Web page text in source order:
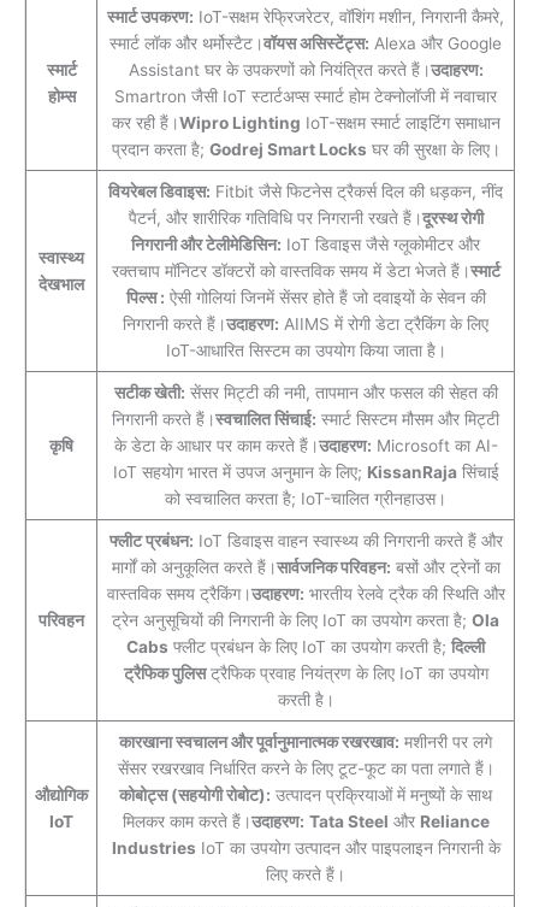
स्मार्ट
होम्स
स्मार्ट उपकरण: IoT-सक्षम रेफ्रिजरेटर, वॉशिंग मशीन, निगरानी कैमरे,
स्मार्ट लॉक और थर्मोस्टैट।वॉयस असिस्टेंट्स: Alexa और Google
Assistant घर के उपकरणों को नियंत्रित करते हैं।उदाहरण:
Smartron जैसी IoT स्टार्टअप्स स्मार्ट होम टेक्नोलॉजी में नवाचार
कर रही हैं।Wipro Lighting IoT-सक्षम स्मार्ट लाइटिंग समाधान
प्रदान करता है; Godrej Smart Locks घर की सुरक्षा के लिए।
स्वास्थ्य
देखभाल
वियरेबल डिवाइस: Fitbit जैसे फिटनेस ट्रैकर्स दिल की धड़कन, नींद
पैटर्न, और शारीरिक गतिविधि पर निगरानी रखते हैं।दूरस्थ रोगी
निगरानी और टेलीमेडिसिन: IoT डिवाइस जैसे ग्लूकोमीटर और
रक्तचाप मॉनिटर डॉक्टरों को वास्तविक समय में डेटा भेजते हैं।स्मार्ट
पिल्स : ऐसी गोलियां जिनमें सेंसर होते हैं जो दवाइयों के सेवन की
निगरानी करते हैं।उदाहरण: AIIMS में रोगी डेटा ट्रैकिंग के लिए
IoT-आधारित सिस्टम का उपयोग किया जाता है।
कृषि
सटीक खेती: सेंसर मिट्टी की नमी, तापमान और फसल की सेहत की
निगरानी करते हैं।स्वचालित सिंचाई: स्मार्ट सिस्टम मौसम और मिट्टी
के डेटा के आधार पर काम करते हैं।उदाहरण: Microsoft का AI-
IoT सहयोग भारत में उपज अनुमान के लिए; KissanRaja सिंचाई
को स्वचालित करता है; IoT-चालित ग्रीनहाउस।
परिवहन
फ्लीट प्रबंधन: IoT डिवाइस वाहन स्वास्थ्य की निगरानी करते हैं और
मार्गों को अनुकूलित करते हैं।सार्वजनिक परिवहन: बसों और ट्रेनों का
वास्तविक समय ट्रैकिंग।उदाहरण: भारतीय रेलवे ट्रैक की स्थिति और
ट्रेन अनुसूचियों की निगरानी के लिए IoT का उपयोग करता है; Ola
Cabs फ्लीट प्रबंधन के लिए IoT का उपयोग करती है; दिल्ली
ट्रैफिक पुलिसट्रैफिक प्रवाह नियंत्रण के लिए IoT का उपयोग
करती है।
औद्योगिक
IoT
कारखाना स्वचालन और पूर्वानुमानात्मक रखरखाव: मशीनरी पर लगे
सेंसर रखरखाव निर्धारित करने के लिए टूट-फूट का पता लगाते हैं।
कोबोट्स (सहयोगी रोबोट): उत्पादन प्रक्रियाओं में मनुष्यों के साथ
मिलकर काम करते हैं।उदाहरण: Tata Steel और Reliance
Industries IoT का उपयोग उत्पादन और पाइपलाइन निगरानी के
लिए करते हैं।